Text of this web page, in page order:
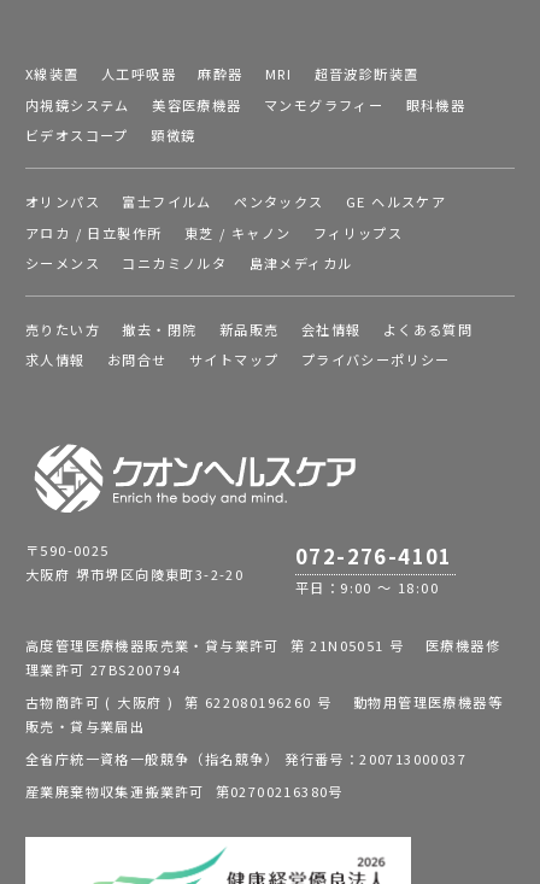
X線装置 人工呼吸器 麻酔器 MRI
超音波診断装置
内視鏡システム
美容医療機器 マンモグラフィー
眼科機器
ビデオスコープ
顕微鏡
オリンパス 富士フイルム ペンタックス
GE ヘルスケア
アロカ / 日立製作所
東芝 / キャノン
フィリップス
シーメンス
コニカミノルタ 島津メディカル
売りたい方 撤去・閉院 新品販売 会社情報
よくある質問
求人情報
お問合せ サイトマップ プライバシーポリシー
〒590-0025
大阪府 堺市堺区向陵東町3-2-20
072-276-4101
平日：9:00 ～ 18:00
高度管理医療機器販売業・貸与業許可 第 21N05051 号 医療機器修
理業許可 27BS200794
古物商許可 ( 大阪府 ) 第 622080196260 号 動物用管理医療機器等
販売・貸与業届出
全省庁統一資格一般競争（指名競争） 発行番号：200713000037
産業廃棄物収集運搬業許可 第02700216380号